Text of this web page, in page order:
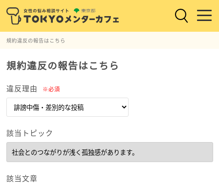
規約違反の報告はこちら
規約違反の報告はこちら
違反理由 ※必須
該当トピック
該当文章